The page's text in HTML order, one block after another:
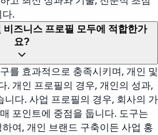
.
비즈니스 프로필 모두에 적합한가
요?
를 효과적으로 충족시키며, 개인 및
. 개인 프로필의 경우, 개인의 성과,
니다. 사업 프로필의 경우, 회사의 가
포인트에 중점을 둡니다. 도구는
여, 개인 브랜드 구축이든 사업 홍